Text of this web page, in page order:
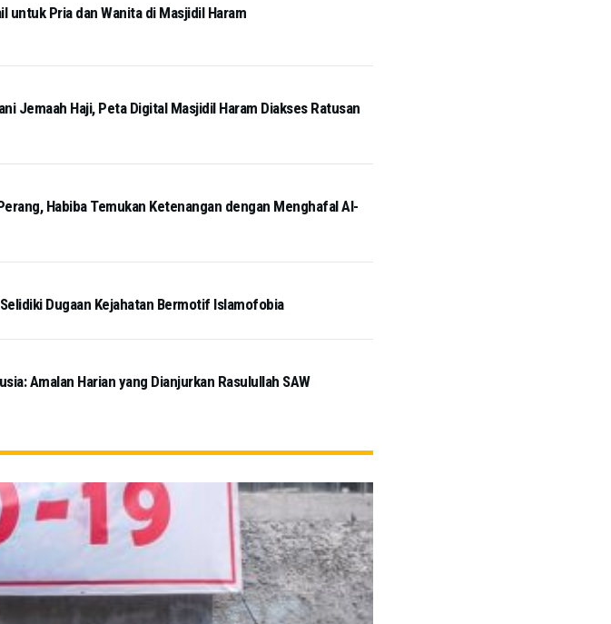
untuk Pria dan Wanita di Masjidil Haram
Jemaah Haji, Peta Digital Masjidil Haram Diakses Ratusan
Habiba Temukan Ketenangan dengan Menghafal Al-
Dugaan Kejahatan Bermotif Islamofobia
Amalan Harian yang Dianjurkan Rasulullah SAW